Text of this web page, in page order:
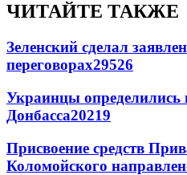
ЧИТАЙТЕ ТАКЖЕ
Зеленский сделал
переговорах29526
Украинцы определились
Донбасса20219
Присвоение средств
Коломойского